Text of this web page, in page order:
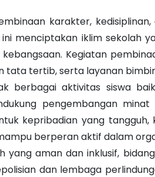
karakter,
menciptakan iklim sekolah
Kegiatan
tertib, serta layanan
berbagai aktivitas siswa
pengembangan
kepribadian yang
berperan aktif dalam
aman dan inklusif,
dan lembaga